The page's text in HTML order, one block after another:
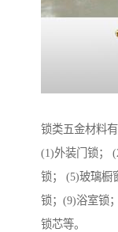
锁类五金材料有
(1)外装门锁；
锁； (5)玻璃橱
锁；(9)浴室锁
锁芯等。